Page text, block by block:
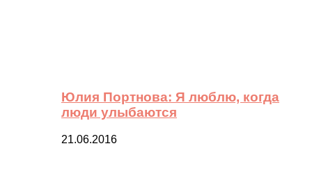
Юлия Портнова: Я люблю, когда
люди улыбаются
21.06.2016